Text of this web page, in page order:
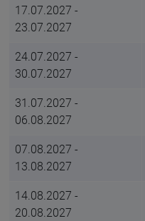
17.07.2027 -
23.07.2027
24.07.2027 -
30.07.2027
31.07.2027 -
06.08.2027
07.08.2027 -
13.08.2027
14.08.2027 -
20.08.2027